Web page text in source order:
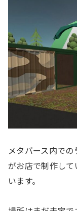
メタバース内での
がお店で制作し
います。